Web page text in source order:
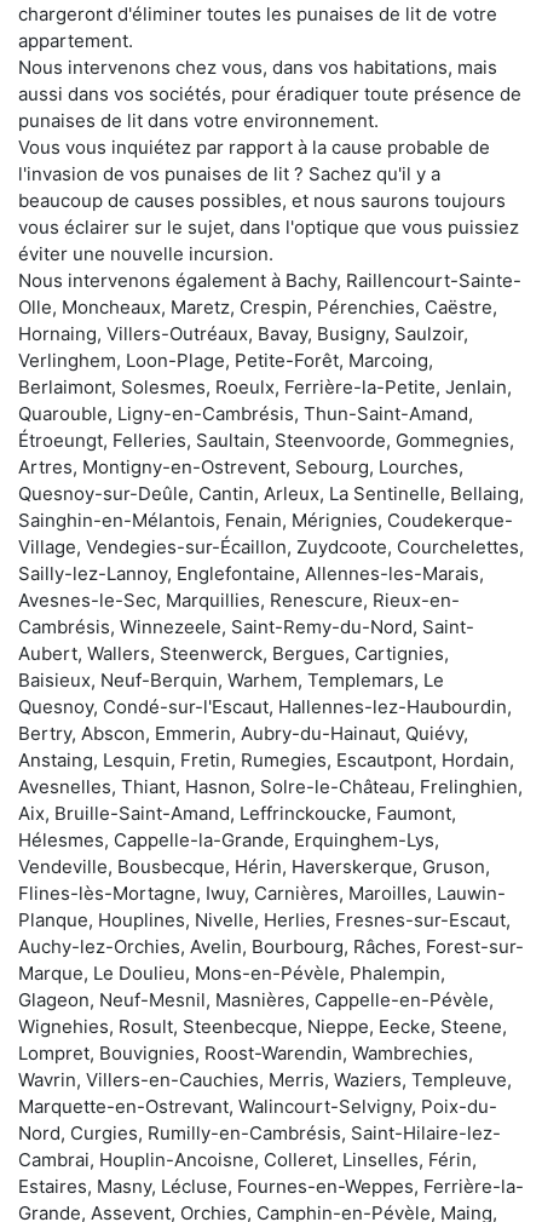
chargeront d'éliminer toutes les punaises de lit de votre
appartement.
Nous intervenons chez vous, dans vos habitations, mais
aussi dans vos sociétés, pour éradiquer toute présence de
punaises de lit dans votre environnement.
Vous vous inquiétez par rapport à la cause probable de
l'invasion de vos punaises de lit ? Sachez qu'il y a
beaucoup de causes possibles, et nous saurons toujours
vous éclairer sur le sujet, dans l'optique que vous puissiez
éviter une nouvelle incursion.
Nous intervenons également à Bachy, Raillencourt-Sainte-
Olle, Moncheaux, Maretz, Crespin, Pérenchies, Caëstre,
Hornaing, Villers-Outréaux, Bavay, Busigny, Saulzoir,
Verlinghem, Loon-Plage, Petite-Forêt, Marcoing,
Berlaimont, Solesmes, Roeulx, Ferrière-la-Petite, Jenlain,
Quarouble, Ligny-en-Cambrésis, Thun-Saint-Amand,
Étroeungt, Felleries, Saultain, Steenvoorde, Gommegnies,
Artres, Montigny-en-Ostrevent, Sebourg, Lourches,
Quesnoy-sur-Deûle, Cantin, Arleux, La Sentinelle, Bellaing,
Sainghin-en-Mélantois, Fenain, Mérignies, Coudekerque-
Village, Vendegies-sur-Écaillon, Zuydcoote, Courchelettes,
Sailly-lez-Lannoy, Englefontaine, Allennes-les-Marais,
Avesnes-le-Sec, Marquillies, Renescure, Rieux-en-
Cambrésis, Winnezeele, Saint-Remy-du-Nord, Saint-
Aubert, Wallers, Steenwerck, Bergues, Cartignies,
Baisieux, Neuf-Berquin, Warhem, Templemars, Le
Quesnoy, Condé-sur-l'Escaut, Hallennes-lez-Haubourdin,
Bertry, Abscon, Emmerin, Aubry-du-Hainaut, Quiévy,
Anstaing, Lesquin, Fretin, Rumegies, Escautpont, Hordain,
Avesnelles, Thiant, Hasnon, Solre-le-Château, Frelinghien,
Aix, Bruille-Saint-Amand, Leffrinckoucke, Faumont,
Hélesmes, Cappelle-la-Grande, Erquinghem-Lys,
Vendeville, Bousbecque, Hérin, Haverskerque, Gruson,
Flines-lès-Mortagne, Iwuy, Carnières, Maroilles, Lauwin-
Planque, Houplines, Nivelle, Herlies, Fresnes-sur-Escaut,
Auchy-lez-Orchies, Avelin, Bourbourg, Râches, Forest-sur-
Marque, Le Doulieu, Mons-en-Pévèle, Phalempin,
Glageon, Neuf-Mesnil, Masnières, Cappelle-en-Pévèle,
Wignehies, Rosult, Steenbecque, Nieppe, Eecke, Steene,
Lompret, Bouvignies, Roost-Warendin, Wambrechies,
Wavrin, Villers-en-Cauchies, Merris, Waziers, Templeuve,
Marquette-en-Ostrevant, Walincourt-Selvigny, Poix-du-
Nord, Curgies, Rumilly-en-Cambrésis, Saint-Hilaire-lez-
Cambrai, Houplin-Ancoisne, Colleret, Linselles, Férin,
Estaires, Masny, Lécluse, Fournes-en-Weppes, Ferrière-la-
Grande, Assevent, Orchies, Camphin-en-Pévèle, Maing,